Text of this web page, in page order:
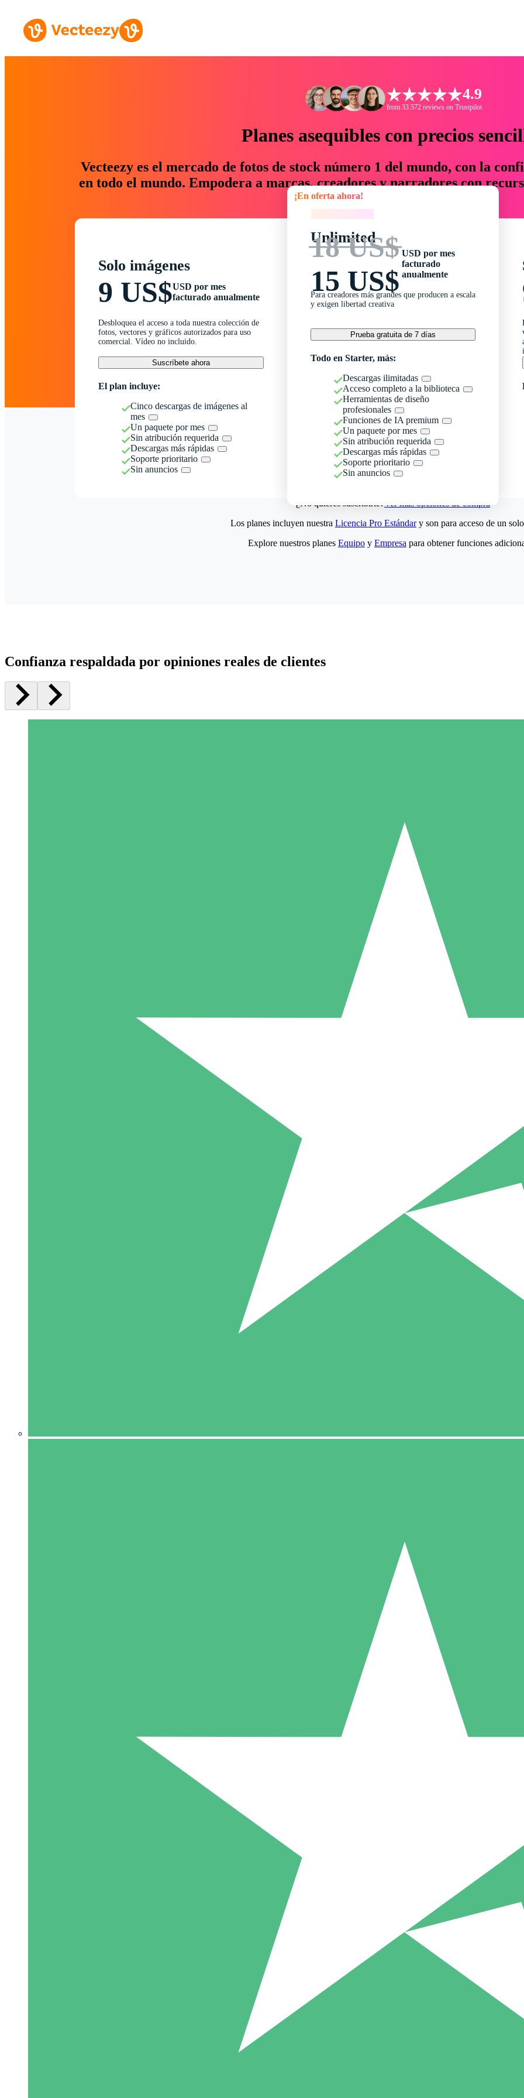
4.9
from 33.572 reviews on Trustpilot
Planes asequibles con precios
Vecteezy es el mercado de fotos de stock número 1 del mundo, con la
en todo el mundo. Empodera a marcas, creadores y narradores con
un 76 % en tiempo y presupuesto.
Solo imágenes
9 US$USD por mes
facturado anualmente
Desbloquea el acceso a toda nuestra colección de
fotos, vectores y gráficos autorizados para uso
comercial. Vídeo no incluido.
Suscríbete ahora
El plan incluye:
Cinco descargas de imágenes al
mes
Un paquete por mes
Sin atribución requerida
Descargas más rápidas
Soporte prioritario
Sin anuncios
¡En oferta ahora!
Unlimited
18 US$
15 US$
USD por mes
facturado
anualmente
Para creadores más grandes que producen a escala
y exigen libertad creativa
Prueba gratuita de 7 días
Todo en Starter, más:
Descargas ilimitadas
Acceso completo a la biblioteca
Herramientas de diseño
profesionales
Funciones de IA premium
Un paquete por mes
Sin atribución requerida
Descargas más rápidas
Soporte prioritario
Sin anuncios
¿No quieres suscribirte?Ver más opciones de compra
5 Descargas
15
Los planes incluyen nuestra Licencia Pro Estándary son para acceso de un
Explore nuestros planes Equipo y Empresa para obtener funciones
Confianza respaldada por opiniones reales de clientes